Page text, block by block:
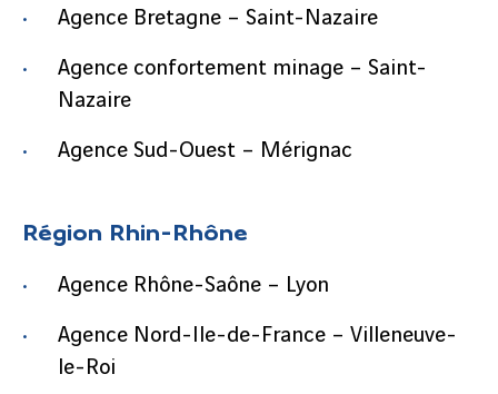
Agence Bretagne – Saint-Nazaire
Agence confortement minage – Saint-
Nazaire
Agence Sud-Ouest – Mérignac
Région Rhin-Rhône
Agence Rhône-Saône – Lyon
Agence Nord-Ile-de-France – Villeneuve-
le-Roi